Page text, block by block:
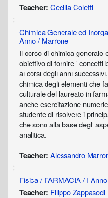
Teacher: Cecilia Coletti
Chimica Generale ed
Anno / Marrone
Il corso di chimica generale
obiettivo di fornire i concetti
ai corsi degli anni
chimica degli elementi che
culturale del laureato in
anche esercitazione
studente di risolvere i
che sono alla base degli
analitica.
Teacher: Alessandro
Fisica / FARMACIA / I
Teacher: Filippo Zappasodi